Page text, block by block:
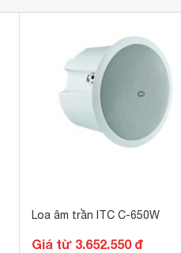
Loa âm trần ITC C-650W
Giá từ 3.652.550 đ